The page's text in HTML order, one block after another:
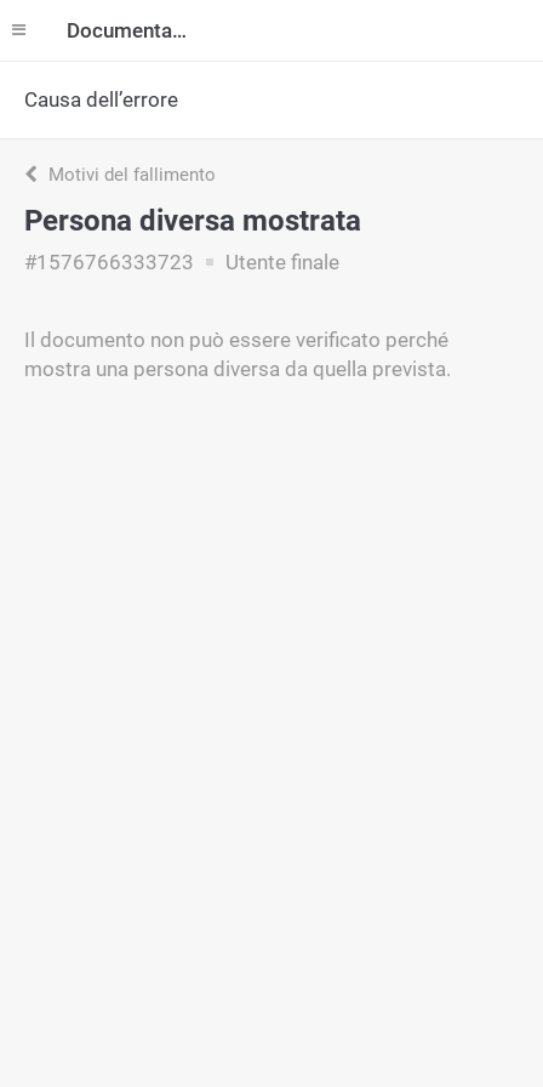
Documentazione
Causa dell’errore
Motivi del fallimento
Persona diversa mostrata
#1576766333723 Utente finale
Il documento non può essere verificato perché
mostra una persona diversa da quella prevista.